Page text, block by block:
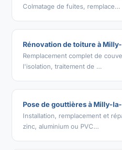
Colmatage de fuites, remplace…
Rénovation de toiture à
Remplacement complet de
l'isolation, traitement de …
Pose de gouttières à Milly-
Installation, remplacement et
zinc, aluminium ou PVC…